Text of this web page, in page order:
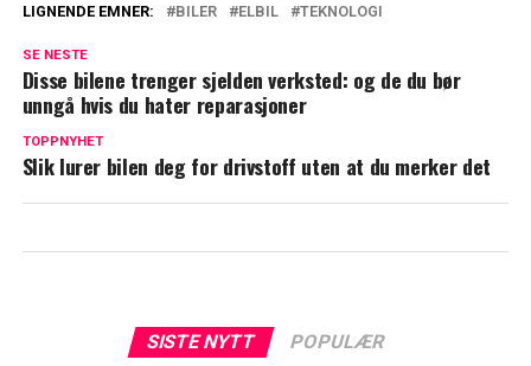
LIGNENDE EMNER: BILER ELBIL TEKNOLOGI
SE NESTE
Disse bilene trenger sjelden verksted: og de du bør
unngå hvis du hater reparasjoner
TOPPNYHET
Slik lurer bilen deg for drivstoff uten at du merker det
SISTE NYTT POPULÆR